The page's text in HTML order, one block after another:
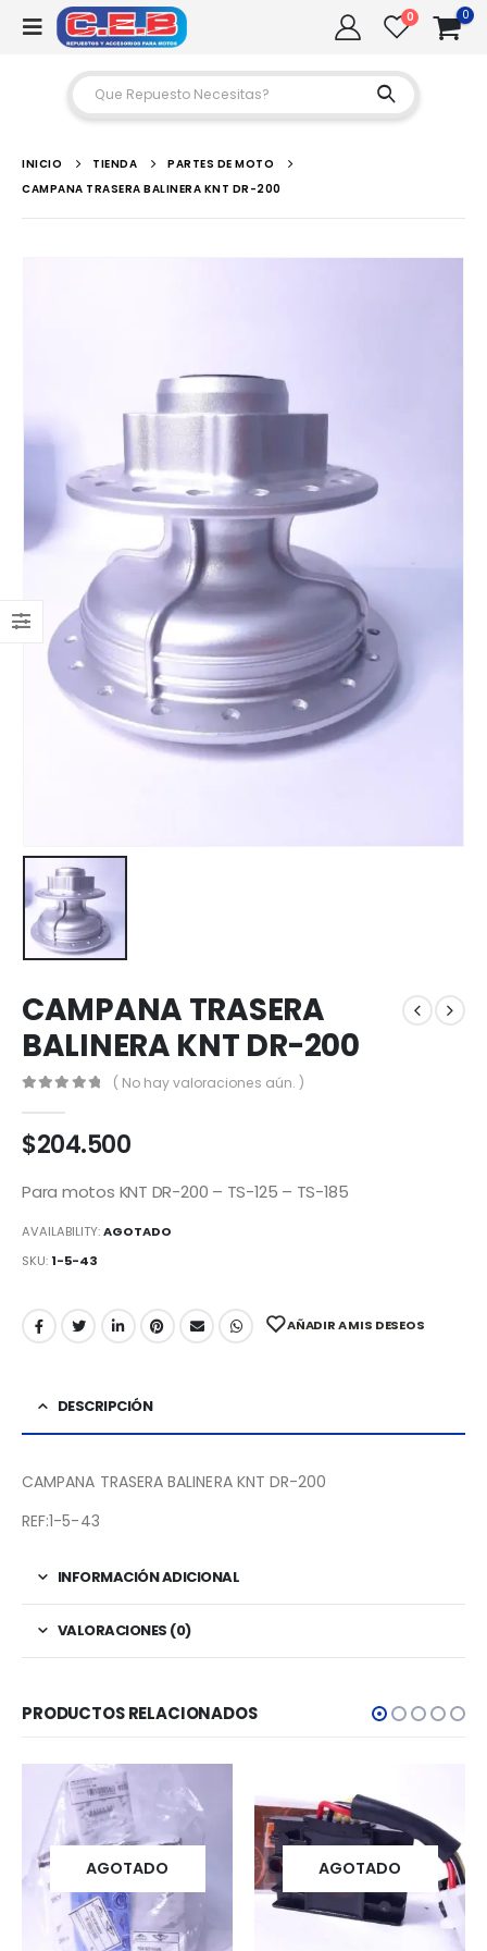
0 0
INICIO TIENDA
PARTES DE MOTO
CAMPANA TRASERA BALINERA KNT DR-200
CAMPANA TRASERA
BALINERA KNT DR-200
( No hay valoraciones aún. )
$204.500
Para motos KNT DR-200 – TS-125 – TS-185
AVAILABILITY:AGOTADO
SKU:1-5-43
AÑADIR A MIS DESEOS
DESCRIPCIÓN
CAMPANA TRASERA BALINERA KNT DR-200
REF:1-5-43
INFORMACIÓN ADICIONAL
VALORACIONES (0)
PRODUCTOS RELACIONADOS
AGOTADO AGOTADO